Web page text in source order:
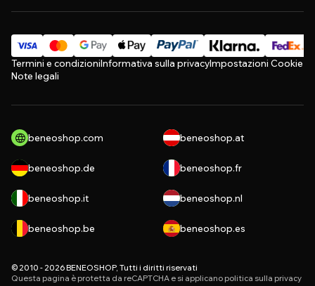
Termini e condizioniInformativa sulla privacyImpostazioni Cookie
Note legali
beneoshop.com beneoshop.at
beneoshop.de beneoshop.fr
beneoshop.it beneoshop.nl
beneoshop.be beneoshop.es
© 2010 - 2026 BENEOSHOP, Tutti i diritti riservati
Questa pagina è protetta da reCAPTCHA e si applicano politica sulla privacy